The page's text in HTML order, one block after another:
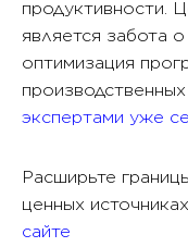
продуктивности.
является забота
оптимизация
производственных
экспертами уже
Расширьте
ценных
сайте